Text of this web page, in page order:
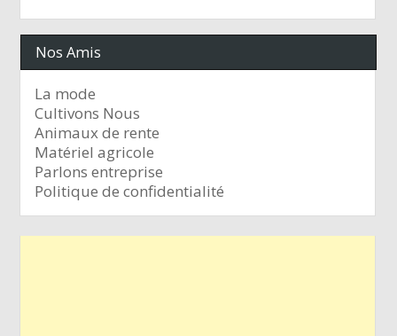
Nos Amis
La mode
Cultivons Nous
Animaux de rente
Matériel agricole
Parlons entreprise
Politique de confidentialité